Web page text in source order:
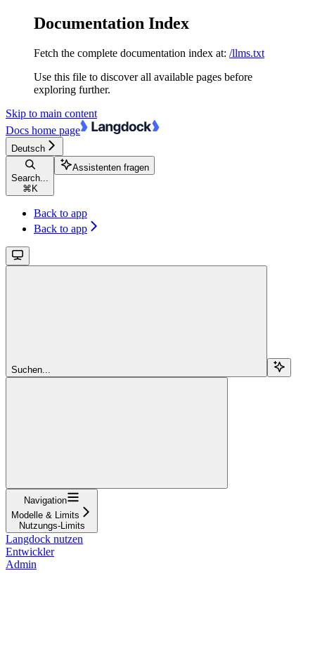
Documentation Index
Fetch the complete documentation index at: /llms.txt
Use this file to discover all available pages before
exploring further.
Skip to main content
Docs home page
Deutsch
Search...
⌘ K
Assistenten fragen
Back to app
Back to app
Suchen...
Navigation
Modelle & Limits
Nutzungs-Limits
Langdock nutzen
Entwickler
Admin